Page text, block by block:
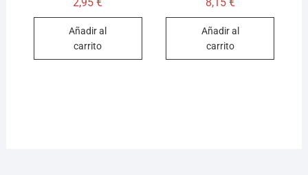
Añadir al
carrito
Añadir al
carrito